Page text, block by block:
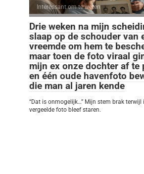
Interessant om te weten
Drie weken na mijn
slaap op de schouder van
vreemde om hem te
maar toen de foto viraal
mijn ex onze dochter af te
en één oude havenfoto
die man al jaren kende
“Dat is onmogelijk…” Mijn stem brak terwijl
vergeelde foto bleef staren.